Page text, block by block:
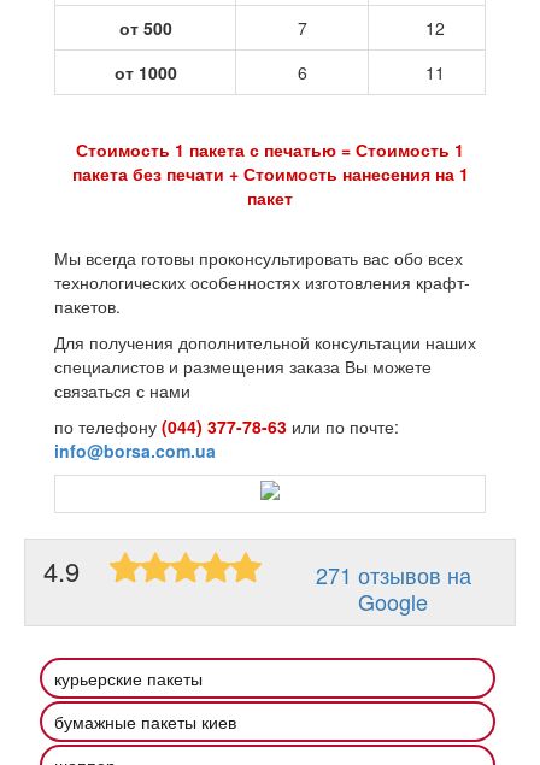
от 500
7
12
от 1000
6 11
Стоимость 1 пакета с печатью = Стоимость 1
пакета без печати + Стоимость нанесения на 1
пакет
Мы всегда готовы проконсультировать вас обо всех
технологических особенностях изготовления крафт-
пакетов.
Для получения дополнительной консультации наших
специалистов и размещения заказа Вы можете
связаться с нами
по телефону (044) 377-78-63 или по почте:
info@borsa.com.ua
4.9
271 отзывов на
Google
курьерские пакеты
бумажные пакеты киев